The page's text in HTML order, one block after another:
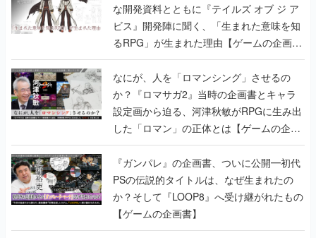
な開発資料とともに『テイルズ オブ ジ ア
ビス』開発陣に聞く、「生まれた意味を知
るRPG」が生まれた理由【ゲームの企画
書】
なにが、人を「ロマンシング」させるの
か？『ロマサガ2』当時の企画書とキャラ
設定画から迫る、河津秋敏がRPGに生み出
した「ロマン」の正体とは【ゲームの企画
書】
『ガンパレ』の企画書、ついに公開━初代
PSの伝説的タイトルは、なぜ生まれたの
か？そして『LOOP8』へ受け継がれたもの
【ゲームの企画書】